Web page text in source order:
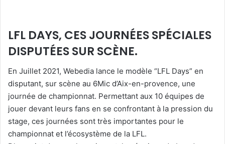
LFL DAYS, CES JOURNÉES SPÉCIALES
DISPUTÉES SUR SCÈNE.
En Juillet 2021, Webedia lance le modèle “LFL Days” en
disputant, sur scène au 6Mic d’Aix-en-provence, une
journée de championnat. Permettant aux 10 équipes de
jouer devant leurs fans en se confrontant à la pression du
stage, ces journées sont très importantes pour le
championnat et l’écosystème de la LFL.